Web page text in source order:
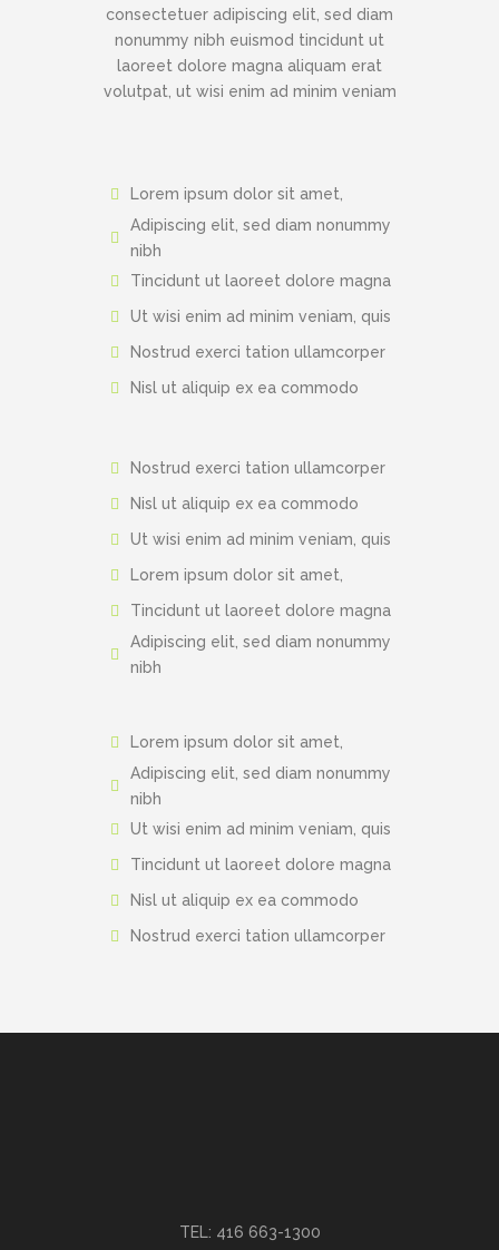
consectetuer adipiscing elit, sed diam
nonummy nibh euismod tincidunt ut
laoreet dolore magna aliquam erat
volutpat, ut wisi enim ad minim veniam
Lorem ipsum dolor sit amet,
Adipiscing elit, sed diam nonummy
nibh
Tincidunt ut laoreet dolore magna
Ut wisi enim ad minim veniam, quis
Nostrud exerci tation ullamcorper
Nisl ut aliquip ex ea commodo
Nostrud exerci tation ullamcorper
Nisl ut aliquip ex ea commodo
Ut wisi enim ad minim veniam, quis
Lorem ipsum dolor sit amet,
Tincidunt ut laoreet dolore magna
Adipiscing elit, sed diam nonummy
nibh
Lorem ipsum dolor sit amet,
Adipiscing elit, sed diam nonummy
nibh
Ut wisi enim ad minim veniam, quis
Tincidunt ut laoreet dolore magna
Nisl ut aliquip ex ea commodo
Nostrud exerci tation ullamcorper
TEL: 416 663-1300